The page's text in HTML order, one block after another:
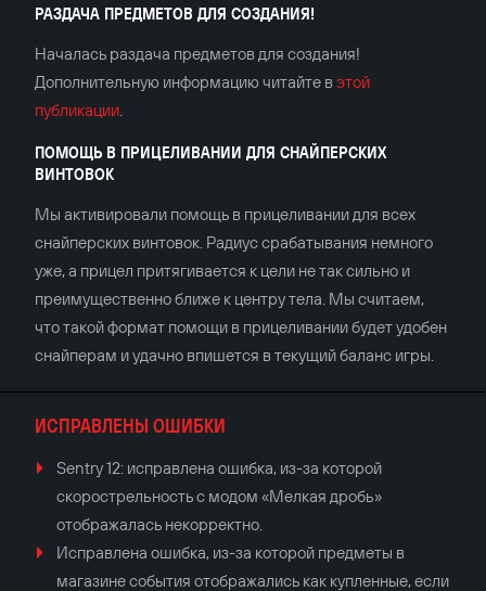
РАЗДАЧА ПРЕДМЕТОВ ДЛЯ СОЗДАНИЯ!
Началась раздача предметов для создания!
Дополнительную информацию читайте вэтой
публикации.
ПОМОЩЬ В ПРИЦЕЛИВАНИИ ДЛЯ СНАЙПЕРСКИХ
ВИНТОВОК
Мы активировали помощь в прицеливании для всех
снайперских винтовок. Радиус срабатывания немного
уже, а прицел притягивается к цели не так сильно и
преимущественно ближе к центру тела. Мы считаем,
что такой формат помощи в прицеливании будет удобен
снайперам и удачно впишется в текущий баланс игры.
ИСПРАВЛЕНЫ ОШИБКИ
Sentry 12: исправлена ошибка, из-за которой
скорострельность с модом «Мелкая дробь»
отображалась некорректно.
Исправлена ошибка, из-за которой предметы в
магазине события отображались как купленные, если